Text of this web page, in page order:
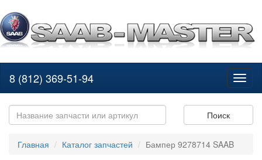
8 (812) 369-51-94
Поиск
Главная Каталог запчастей Бампер 9278714 SAAB